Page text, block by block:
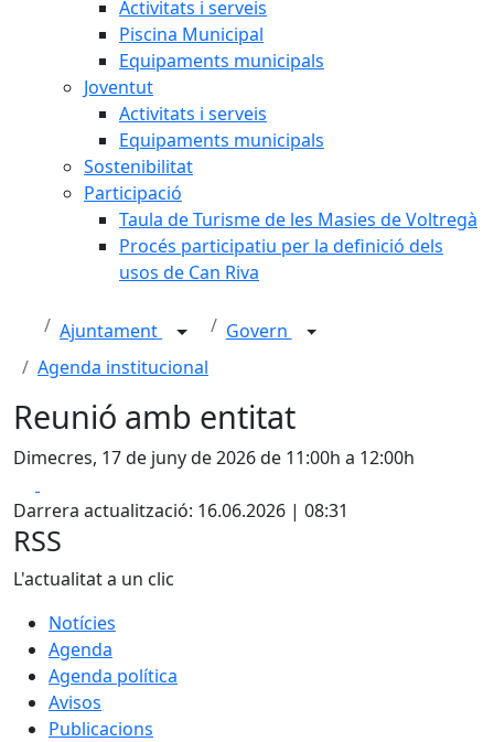
Activitats i serveis
Piscina Municipal
Equipaments municipals
Joventut
Activitats i serveis
Equipaments municipals
Sostenibilitat
Participació
Taula de Turisme de les Masies de Voltregà
Procés participatiu per la definició dels
usos de Can Riva
Ajuntament
Govern
Agenda institucional
Reunió amb entitat
Dimecres, 17 de juny de 2026 de 11:00h a 12:00h
Darrera actualització: 16.06.2026 | 08:31
RSS
L'actualitat a un clic
Notícies
Agenda
Agenda política
Avisos
Publicacions